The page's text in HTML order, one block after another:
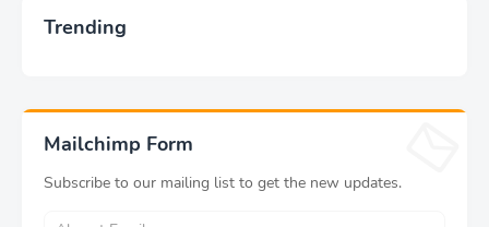
Trending
Mailchimp Form
Subscribe to our mailing list to get the new updates.